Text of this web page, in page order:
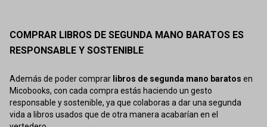
COMPRAR LIBROS DE SEGUNDA MANO BARATOS ES
RESPONSABLE Y SOSTENIBLE
Además de poder comprar libros de segunda mano baratos en
Micobooks, con cada compra estás haciendo un gesto
responsable y sostenible, ya que colaboras a dar una segunda
vida a libros usados que de otra manera acabarían en el